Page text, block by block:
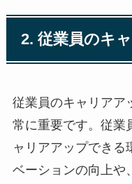
2. 従業員のキ
従業員のキャリアア
常に重要です。従業
ャリアアップできる
ベーションの向上や